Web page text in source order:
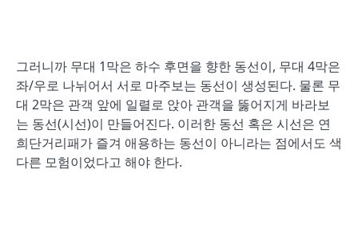
그러니까 무대 1막은 하수 후면을 향한 동선이, 무대 4막은
좌/우로 나뉘어서 서로 마주보는 동선이 생성된다. 물론 무
대 2막은 관객 앞에 일렬로 앉아 관객을 뚫어지게 바라보
는 동선(시선)이 만들어진다. 이러한 동선 혹은 시선은 연
희단거리패가 즐겨 애용하는 동선이 아니라는 점에서도 색
다른 모험이었다고 해야 한다.